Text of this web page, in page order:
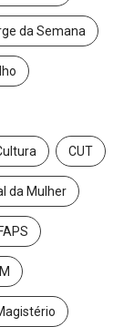
da Semana
CUT
da Mulher
FAPS